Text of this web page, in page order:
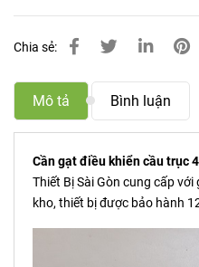
Chia sẻ:
Mô tả Bình luận
Cần gạt điều khiển cầu trục
Thiết Bị Sài Gòn cung cấp
kho, thiết bị được bảo hành